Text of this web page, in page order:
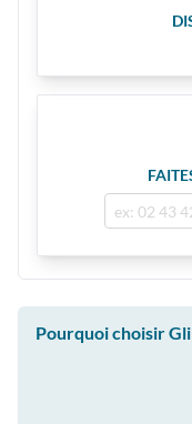
Pourquoi choisir